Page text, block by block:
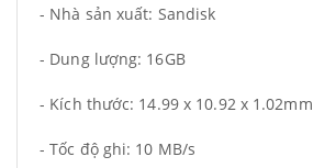
- Nhà sản xuất: Sandisk
- Dung lượng: 16GB
- Kích thước: 14.99 x 10.92 x 1.02mm
- Tốc độ ghi: 10 MB/s